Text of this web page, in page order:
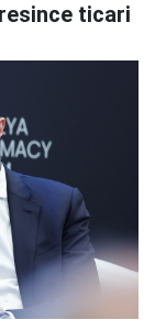
ticari